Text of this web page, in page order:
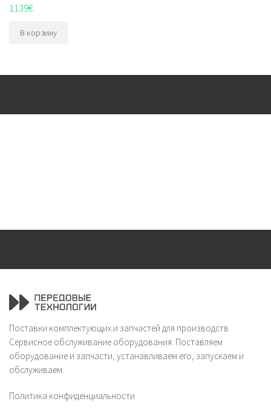
1139€
В корзину
Поставки комплектующих и запчастей для производств.
Сервисное обслуживание оборудования. Поставляем
оборудование и запчасти, устанавливаем его, запускаем и
обслуживаем.
Политика конфиденциальности